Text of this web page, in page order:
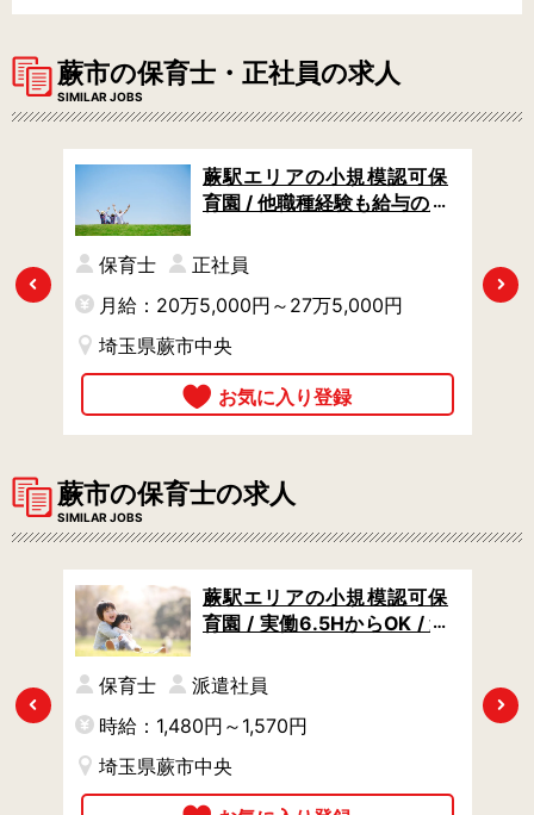
蕨市の保育士・正社員の求人
SIMILAR JOBS
Previous
蕨駅エリアの小規模認可保
育園 / 他職種経験も給与の加
賞与年2回
保育士
正社員
月給：20万5,000円～27万5,000円
埼玉県蕨市中央
Next
蕨市の保育士の求人
SIMILAR JOBS
Previous
蕨駅エリアの小規模認可保
育園 / 実働6.5HからOK / 週
保育士
派遣社員
時給：1,480円～1,570円
埼玉県蕨市中央
Next